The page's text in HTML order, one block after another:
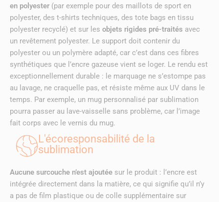
en polyester (par exemple pour des maillots de sport en
polyester, des t-shirts techniques, des tote bags en tissu
polyester recyclé) et sur les objets rigides pré-traités avec
un revêtement polyester. Le support doit contenir du
polyester ou un polymère adapté, car c’est dans ces fibres
synthétiques que l’encre gazeuse vient se loger. Le rendu est
exceptionnellement durable : le marquage ne s’estompe pas
au lavage, ne craquelle pas, et résiste même aux UV dans le
temps. Par exemple, un mug personnalisé par sublimation
pourra passer au lave-vaisselle sans problème, car l’image
fait corps avec le vernis du mug.
L'écoresponsabilité de la
sublimation
Aucune surcouche n’est ajoutée sur le produit : l’encre est
intégrée directement dans la matière, ce qui signifie qu’il n’y
a pas de film plastique ou de colle supplémentaire sur